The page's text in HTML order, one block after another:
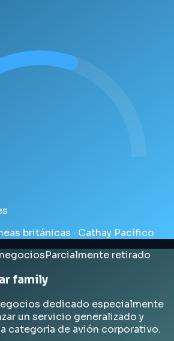
británicas · Cathay Pacífico
Parcialmente retirado
family
dedicado especialmente
un servicio generalizado y
categoría de avión corporativo.